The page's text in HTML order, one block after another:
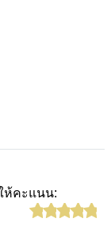
ห้คะแนน: